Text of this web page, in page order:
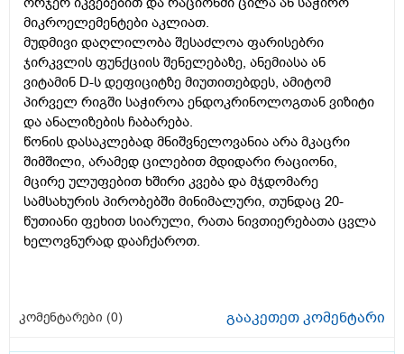
მიკროელემენტები აკლიათ.
მუდმივი დაღლილობა შესაძლოა ფარისებრი
ჯირკვლის ფუნქციის შენელებაზე, ანემიასა ან
ვიტამინ D-ს დეფიციტზე მიუთითებდეს, ამიტომ
პირველ რიგში საჭიროა ენდოკრინოლოგთან ვიზიტი
და ანალიზების ჩაბარება.
წონის დასაკლებად მნიშვნელოვანია არა მკაცრი
შიმშილი, არამედ ცილებით მდიდარი რაციონი,
მცირე ულუფებით ხშირი კვება და მჯდომარე
სამსახურის პირობებში მინიმალური, თუნდაც 20-
წუთიანი ფეხით სიარული, რათა ნივთიერებათა ცვლა
ხელოვნურად დააჩქაროთ.
კომენტარები (0) გააკეთეთ კომენტარი